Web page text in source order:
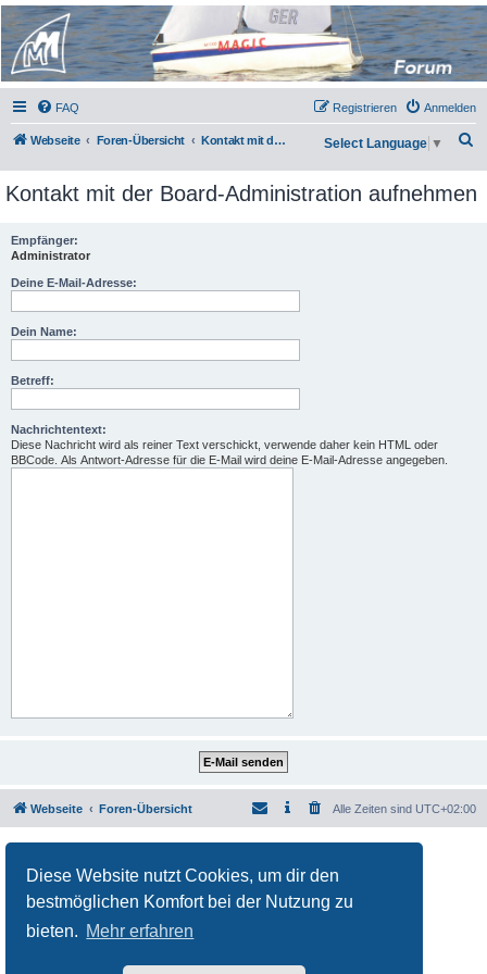
Diese Website nutzt Cookies, um dir den
bestmöglichen Komfort bei der Nutzung zu
bieten. Mehr erfahren
Micro Magic Forum
Deutschland
FAQ Anmelden
Registrieren
Webseite Foren-Übersicht Kontakt mit der Board-Administration aufnehmen
c
Select Language ▼
Kontakt mit der Board-Administration aufnehmen
Empfänger:
Administrator
Deine E-Mail-Adresse:
Dein Name:
Betreff:
Nachrichtentext:
Diese Nachricht wird als reiner Text verschickt, verwende daher kein HTML oder
BBCode. Als Antwort-Adresse für die E-Mail wird deine E-Mail-Adresse angegeben.
Webseite Foren-Übersicht Alle Zeiten sind UTC+02:00
Deutsche Übersetzung durchphpBB.de
Nutzungsbedingungen